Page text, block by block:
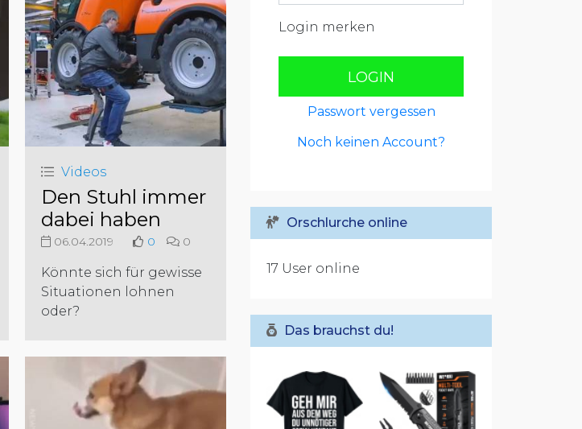
Videos
Den Stuhl immer
dabei haben
06.04.2019 0 0
Könnte sich für gewisse
Situationen lohnen
oder?
Login merken
LOGIN
Passwort vergessen
Noch keinen Account?
Orschlurche online
17 User online
Das brauchst du!